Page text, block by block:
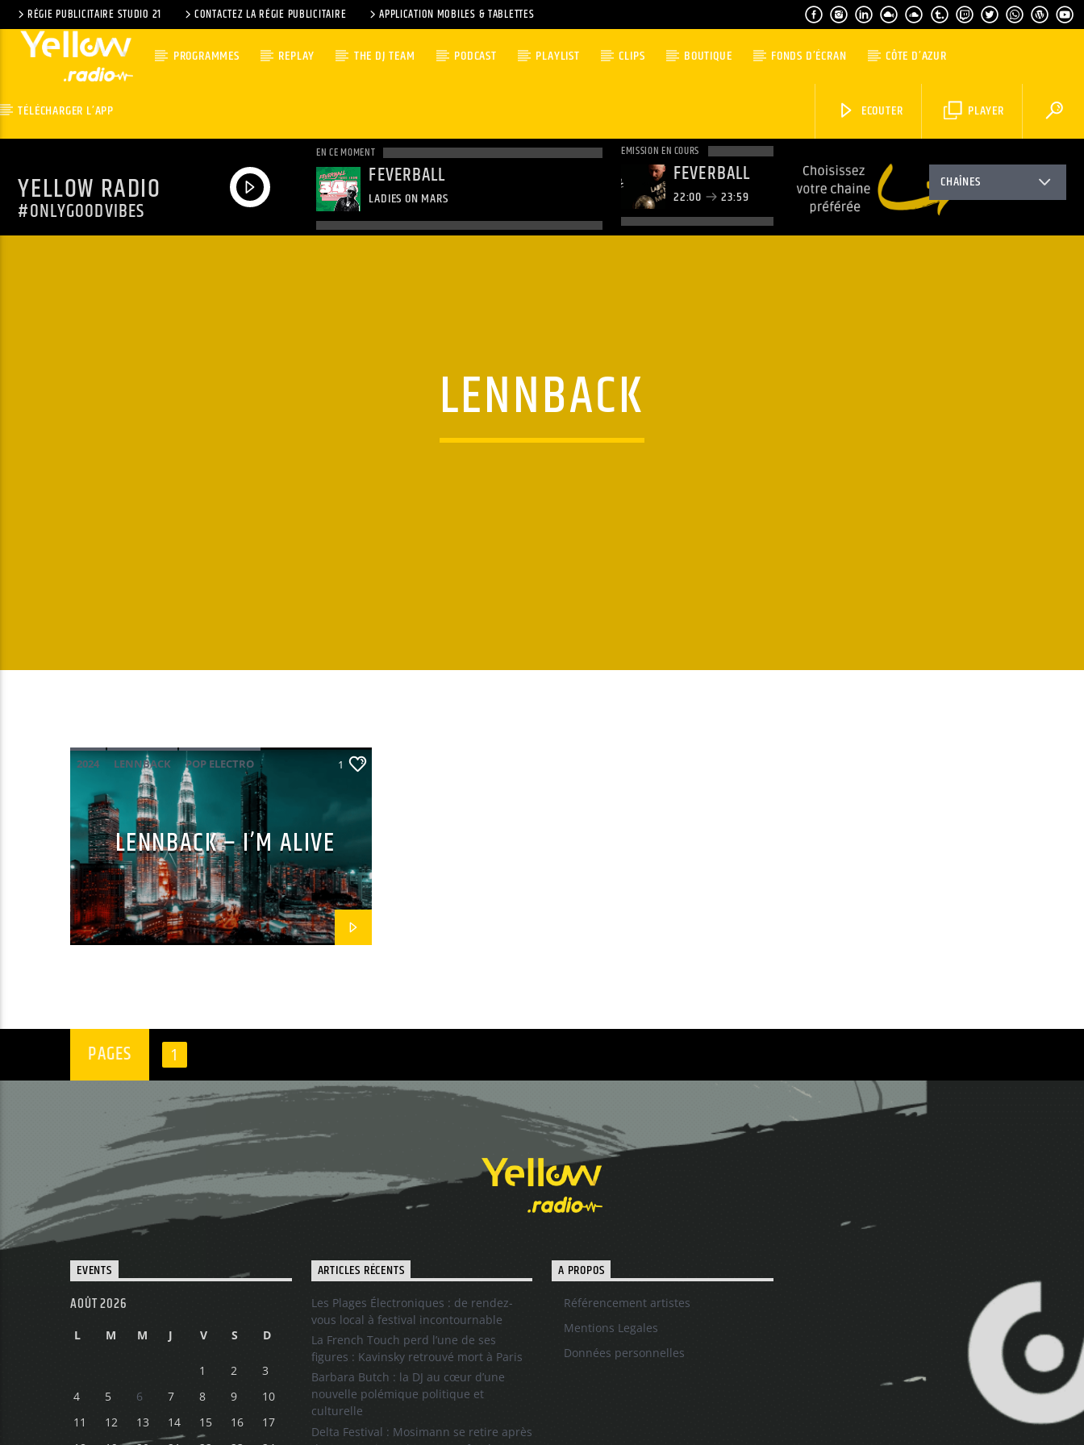
RÉGIE PUBLICITAIRE STUDIO 21 CONTACTEZ LA RÉGIE PUBLICITAIRE APPLICATION MOBILES & TABLETTES
PROGRAMMES REPLAY THE DJ TEAM PODCAST PLAYLIST CLIPS BOUTIQUE FONDS D’ÉCRAN CÔTE D’AZUR
TÉLÉCHARGER L’APP PLAYER
ECOUTER
YELLOW RADIO
#ONLYGOODVIBES
EN CE MOMENT
FEVERBALL
LADIES ON MARS
EMISSION EN COURS
FEVERBALL
22:00 23:59
CHAÎNES
LENNBACK
2024 LENNBACK POP ELECTRO 1
LENNBACK – I’M ALIVE
PAGES 1
EVENTS
AOÛT 2026
L M M J V S D
1 2
3
4
5 6 7 8 9
10
11
12 13 14 15 16
17
ARTICLES RÉCENTS
Les Plages Électroniques : de rendez-
vous local à festival incontournable
La French Touch perd l’une de ses
figures : Kavinsky retrouvé mort à Paris
Barbara Butch : la DJ au cœur d’une
nouvelle polémique politique et
culturelle
Delta Festival : Mosimann se retire après
A PROPOS
Référencement artistes
Mentions Legales
Données personnelles